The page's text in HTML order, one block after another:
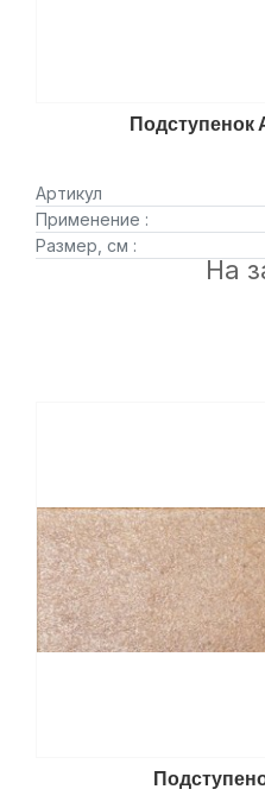
Подступенок
Артикул
Применение :
Размер, см :
На